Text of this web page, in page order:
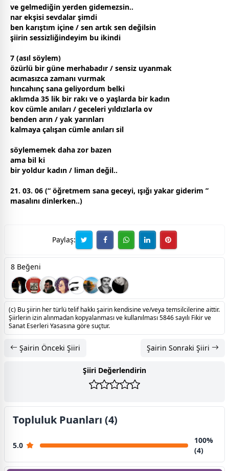
ve gelmediğin yerden gidemezsin..
nar ekşisi sevdalar şimdi
ben karıştım içine / sen artık sen değilsin
şiirin sessizliğindeyim bu ikindi
7 (asıl söylem)
özürlü bir güne merhabadır / sensiz uyanmak
acımasızca zamanı vurmak
hıncahınç sana geliyordum belki
aklımda 35 lik bir rakı ve o yaşlarda bir kadın
kov cümle anıları / geceleri yıldızlarla ov
benden arın / yak yarınları
kalmaya çalışan cümle anıları sil
söylememek daha zor bazen
ama bil ki
bir yoldur kadın / liman değil..
21. 03. 06 (“ öğretmem sana geceyi, ışığı yakar giderim ”
masalını dinlerken..)
Paylaş:
8 Beğeni
(c) Bu şiirin her türlü telif hakkı şairin kendisine ve/veya temsilcilerine aittir.
Şiirlerin izin alınmadan kopyalanması ve kullanılması 5846 sayılı Fikir ve
Sanat Eserleri Yasasına göre suçtur.
Şairin Önceki Şiiri Şairin Sonraki Şiiri
Şiiri Değerlendirin
Topluluk Puanları (4)
5.0
100%
(4)